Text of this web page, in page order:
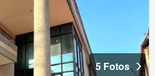
5 Fotos